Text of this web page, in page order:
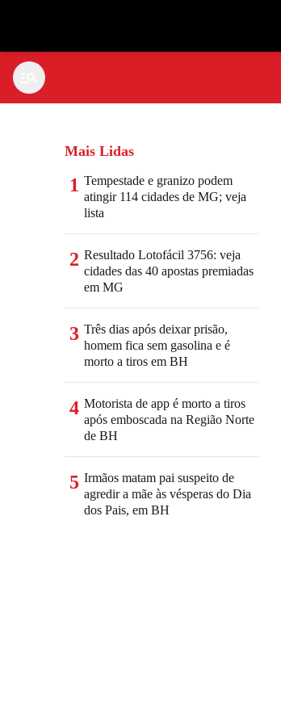
Mais Lidas
1 Tempestade e granizo podem
atingir 114 cidades de MG; veja
lista
2 Resultado Lotofácil 3756: veja
cidades das 40 apostas premiadas
em MG
3 Três dias após deixar prisão,
homem fica sem gasolina e é
morto a tiros em BH
4 Motorista de app é morto a tiros
após emboscada na Região Norte
de BH
5 Irmãos matam pai suspeito de
agredir a mãe às vésperas do Dia
dos Pais, em BH